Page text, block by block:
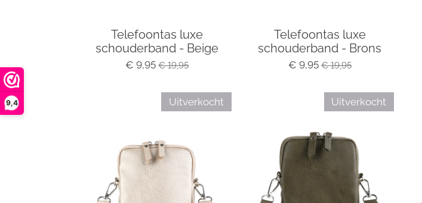
9,4
Telefoontas luxe
schouderband - Beige
€ 9,95 € 19,95
Telefoontas luxe
schouderband - Brons
€ 9,95 € 19,95
Uitverkocht Uitverkocht